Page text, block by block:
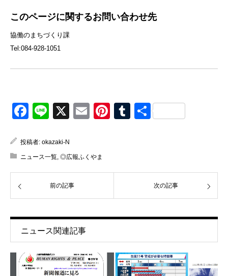
このページに関するお問い合わせ先
協働のまちづくり課
Tel:084-928-1051
Facebook
Line
X EmailPinterest
Tumblr
共
投稿者: okazaki-N
ニュース一覧, ◎広報ふくやま
前の記事 次の記事
ニュース関連記事